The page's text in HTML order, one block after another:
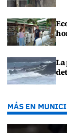
MÁS EN